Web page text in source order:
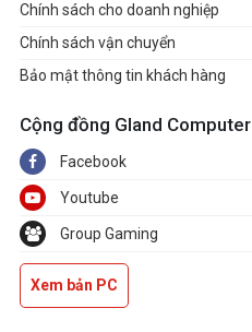
Chính sách cho doanh nghiệp
Chính sách vận chuyển
Bảo mật thông tin khách hàng
Cộng đồng Gland Computer
Facebook
Youtube
Group Gaming
Xem bản PC